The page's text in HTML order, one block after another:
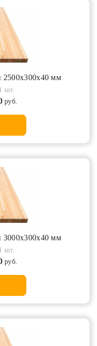
мм
шт.
руб.
мм
шт.
руб.